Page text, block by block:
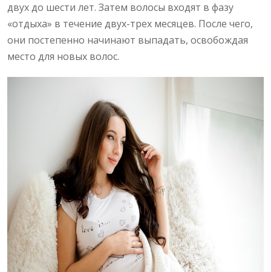
двух до шести лет. Затем волосы входят в фазу
«отдыха» в течение двух-трех месяцев. После чего,
они постепенно начинают выпадать, освобождая
место для новых волос.